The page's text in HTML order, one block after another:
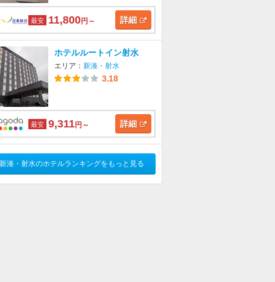
最安 11,800円～ 詳細
ホテルルートイン射水
エリア： 新湊・射水
3.18
最安 9,311円～ 詳細
新湊・射水のホテルランキングをもっと見る